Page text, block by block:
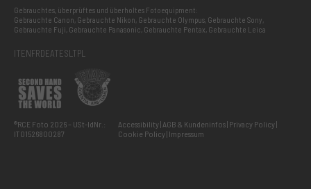
Gebrauchtes, überprüftes und überholtes Fotoequipment:
Gebrauchte Canon, Gebrauchte Nikon, Gebrauchte Olympus, Gebrauchte Sony,
Gebrauchte Fuji, Gebrauchte Panasonic, Gebrauchte Pentax, Gebrauchte Leica
ITENFRDEATESLTPL
®RCE Foto 2026 – USt-IdNr.:
IT01526800287
Accessibility AGB & Kundeninfos Privacy Policy
Cookie Policy Impressum